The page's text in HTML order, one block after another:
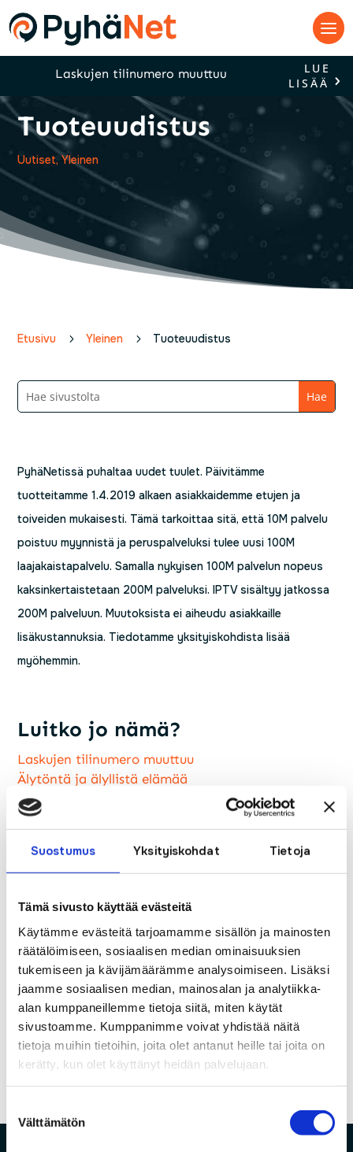
Suostumus Yksityiskohdat Tietoja
Tämä sivusto käyttää evästeitä
Käytämme evästeitä tarjoamamme sisällön ja mainosten
räätälöimiseen, sosiaalisen median ominaisuuksien
tukemiseen ja kävijämäärämme analysoimiseen. Lisäksi
jaamme sosiaalisen median, mainosalan ja analytiikka-
alan kumppaneillemme tietoja siitä, miten käytät
sivustoamme. Kumppanimme voivat yhdistää näitä
tietoja muihin tietoihin, joita olet antanut heille tai joita on
kerätty, kun olet käyttänyt heidän palvelujaan.
valinta
Välttämätön
Laskujen tilinumero muuttuu
LUE
LISÄÄ
Tuoteuudistus
Uutiset,Yleinen
Etusivu 5 Yleinen 5 Tuoteuudistus
PyhäNetissä puhaltaa uudet tuulet. Päivitämme
tuotteitamme 1.4.2019 alkaen asiakkaidemme etujen ja
toiveiden mukaisesti. Tämä tarkoittaa sitä, että 10M palvelu
poistuu myynnistä ja peruspalveluksi tulee uusi 100M
laajakaistapalvelu. Samalla nykyisen 100M palvelun nopeus
kaksinkertaistetaan 200M palveluksi. IPTV sisältyy jatkossa
200M palveluun. Muutoksista ei aiheudu asiakkaille
lisäkustannuksia. Tiedotamme yksityiskohdista lisää
myöhemmin.
Luitko jo nämä?
Laskujen tilinumero muuttuu
Älytöntä ja älyllistä elämää
“Käy ja kukkuu” ei takaa laitteen optimaalista
toimintakuntoa
PyhäNetin palvelut laajentuvat Elisan
valokuituverkkoon Haapajärvellä
Askelia parempaan tulevaisuuteen
Ruotanen Lanit; onko tämä nyt jotain e-urheilua,
mistä on kysymys?
Mikä siinä HD-laadussa niin viehättää?
Pekola Suomen Seutuverkkojen hallitukseen
←Edellinen Seuraava→